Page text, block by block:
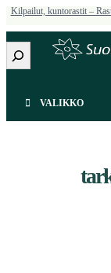
Kilpailut, kuntorastit –
Etsi
VALIKKO